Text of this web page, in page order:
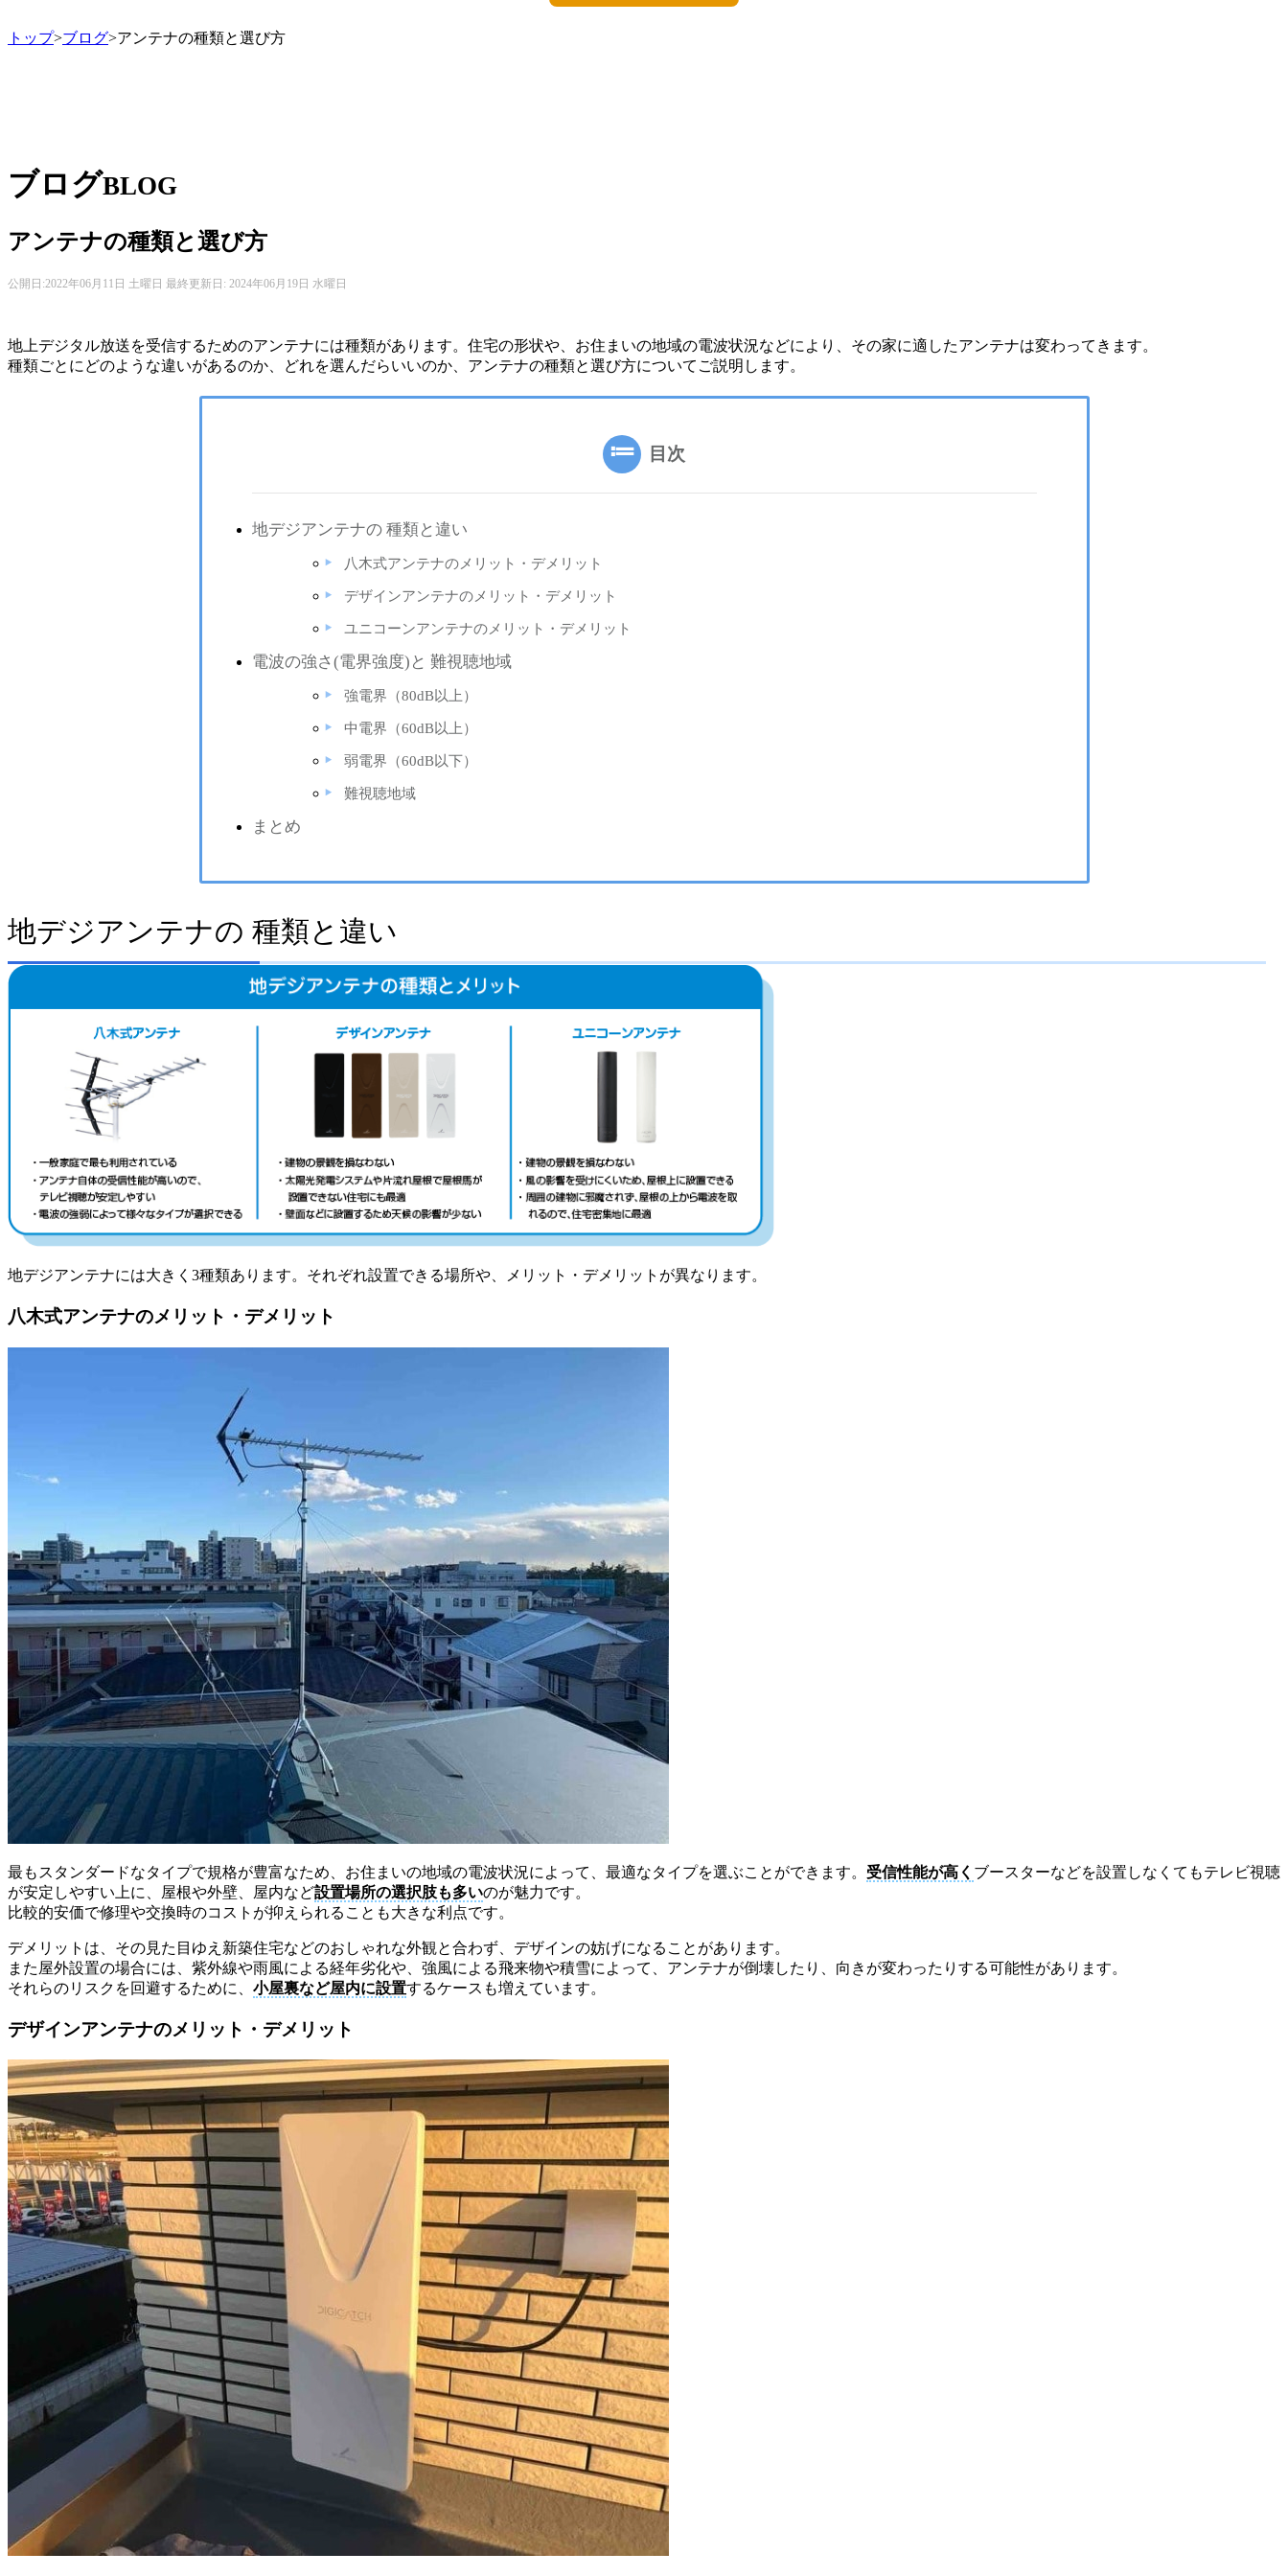
トップ>ブログ>アンテナの種類と選び方
ブログBLOG
アンテナの種類と選び方
公開日:2022年06月11日 土曜日 最終更新日: 2024年06月19日 水曜日
地上デジタル放送を受信するためのアンテナには種類があります。住宅の形状や、お住まいの地域の電波状況などにより、その家に適したアンテナは変わってきます。
種類ごとにどのような違いがあるのか、どれを選んだらいいのか、アンテナの種類と選び方についてご説明します。
目次
地デジアンテナの 種類と違い
八木式アンテナのメリット・デメリット
デザインアンテナのメリット・デメリット
ユニコーンアンテナのメリット・デメリット
電波の強さ(電界強度)と 難視聴地域
強電界（80dB以上）
中電界（60dB以上）
弱電界（60dB以下）
難視聴地域
まとめ
地デジアンテナの 種類と違い
地デジアンテナには大きく3種類あります。それぞれ設置できる場所や、メリット・デメリットが異なります。
八木式アンテナのメリット・デメリット
最もスタンダードなタイプで規格が豊富なため、お住まいの地域の電波状況によって、最適なタイプを選ぶことができます。 受信性能が高く ブースターなどを設置しなくてもテレビ視聴
が安定しやすい上に、屋根や外壁、屋内など設置場所の選択肢も多いのが魅力です。
比較的安価で修理や交換時のコストが抑えられることも大きな利点です。
デメリットは、その見た目ゆえ新築住宅などのおしゃれな外観と合わず、デザインの妨げになることがあります。
また屋外設置の場合には、紫外線や雨風による経年劣化や、強風による飛来物や積雪によって、アンテナが倒壊したり、向きが変わったりする可能性があります。
それらのリスクを回避するために、 小屋裏など屋内に設置するケースも増えています。
デザインアンテナのメリット・デメリット